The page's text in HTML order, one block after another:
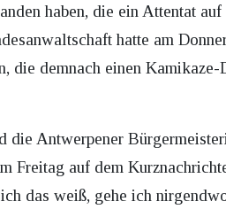
haben, die ein Attentat
hatte am
die demnach einen
die Antwerpener
Freitag auf dem
das weiß, gehe ich